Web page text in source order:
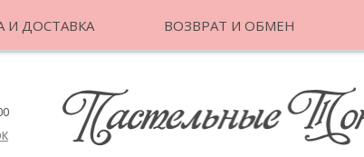
И ДОСТАВКА ВОЗВРАТ И ОБМЕН